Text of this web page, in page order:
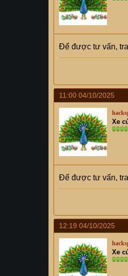
Để được tư vấn,
11:00 04/10/2025
Xe
Để được tư vấn,
12:19 04/10/2025
Xe